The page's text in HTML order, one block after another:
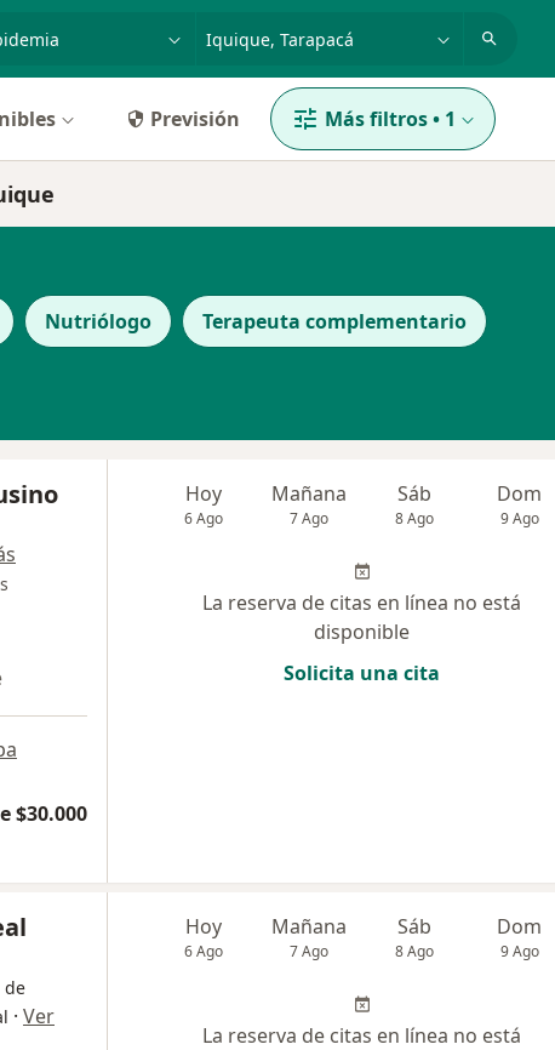
ciudad o comuna
Previsión Más filtros• 1
Nutriólogo Terapeuta complementario
$30.000
Hoy
6 Ago
Mañana
7 Ago
Sáb
8 Ago
Dom
9 Ago
La reserva de citas en línea no está
disponible
Solicita una cita
de
· Ver
Hoy
6 Ago
Mañana
7 Ago
Sáb
8 Ago
Dom
9 Ago
La reserva de citas en línea no está